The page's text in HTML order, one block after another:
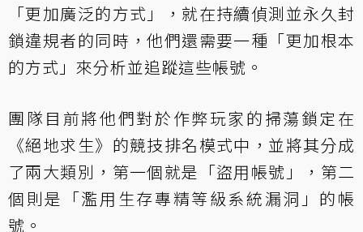
「更加廣泛的方式」，就在持續偵測並永久封
鎖違規者的同時，他們還需要一種「更加根本
的方式」來分析並追蹤這些帳號。
團隊目前將他們對於作弊玩家的掃蕩鎖定在
《絕地求生》的競技排名模式中，並將其分成
了兩大類別，第一個就是「盜用帳號」，第二
個則是「濫用生存專精等級系統漏洞」的帳
號。